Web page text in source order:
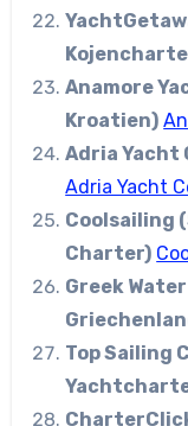
Anamore
Kroatien)
Adria Yacht
Adria Yacht
Coolsailing
Charter)
Greek
Top Sailing